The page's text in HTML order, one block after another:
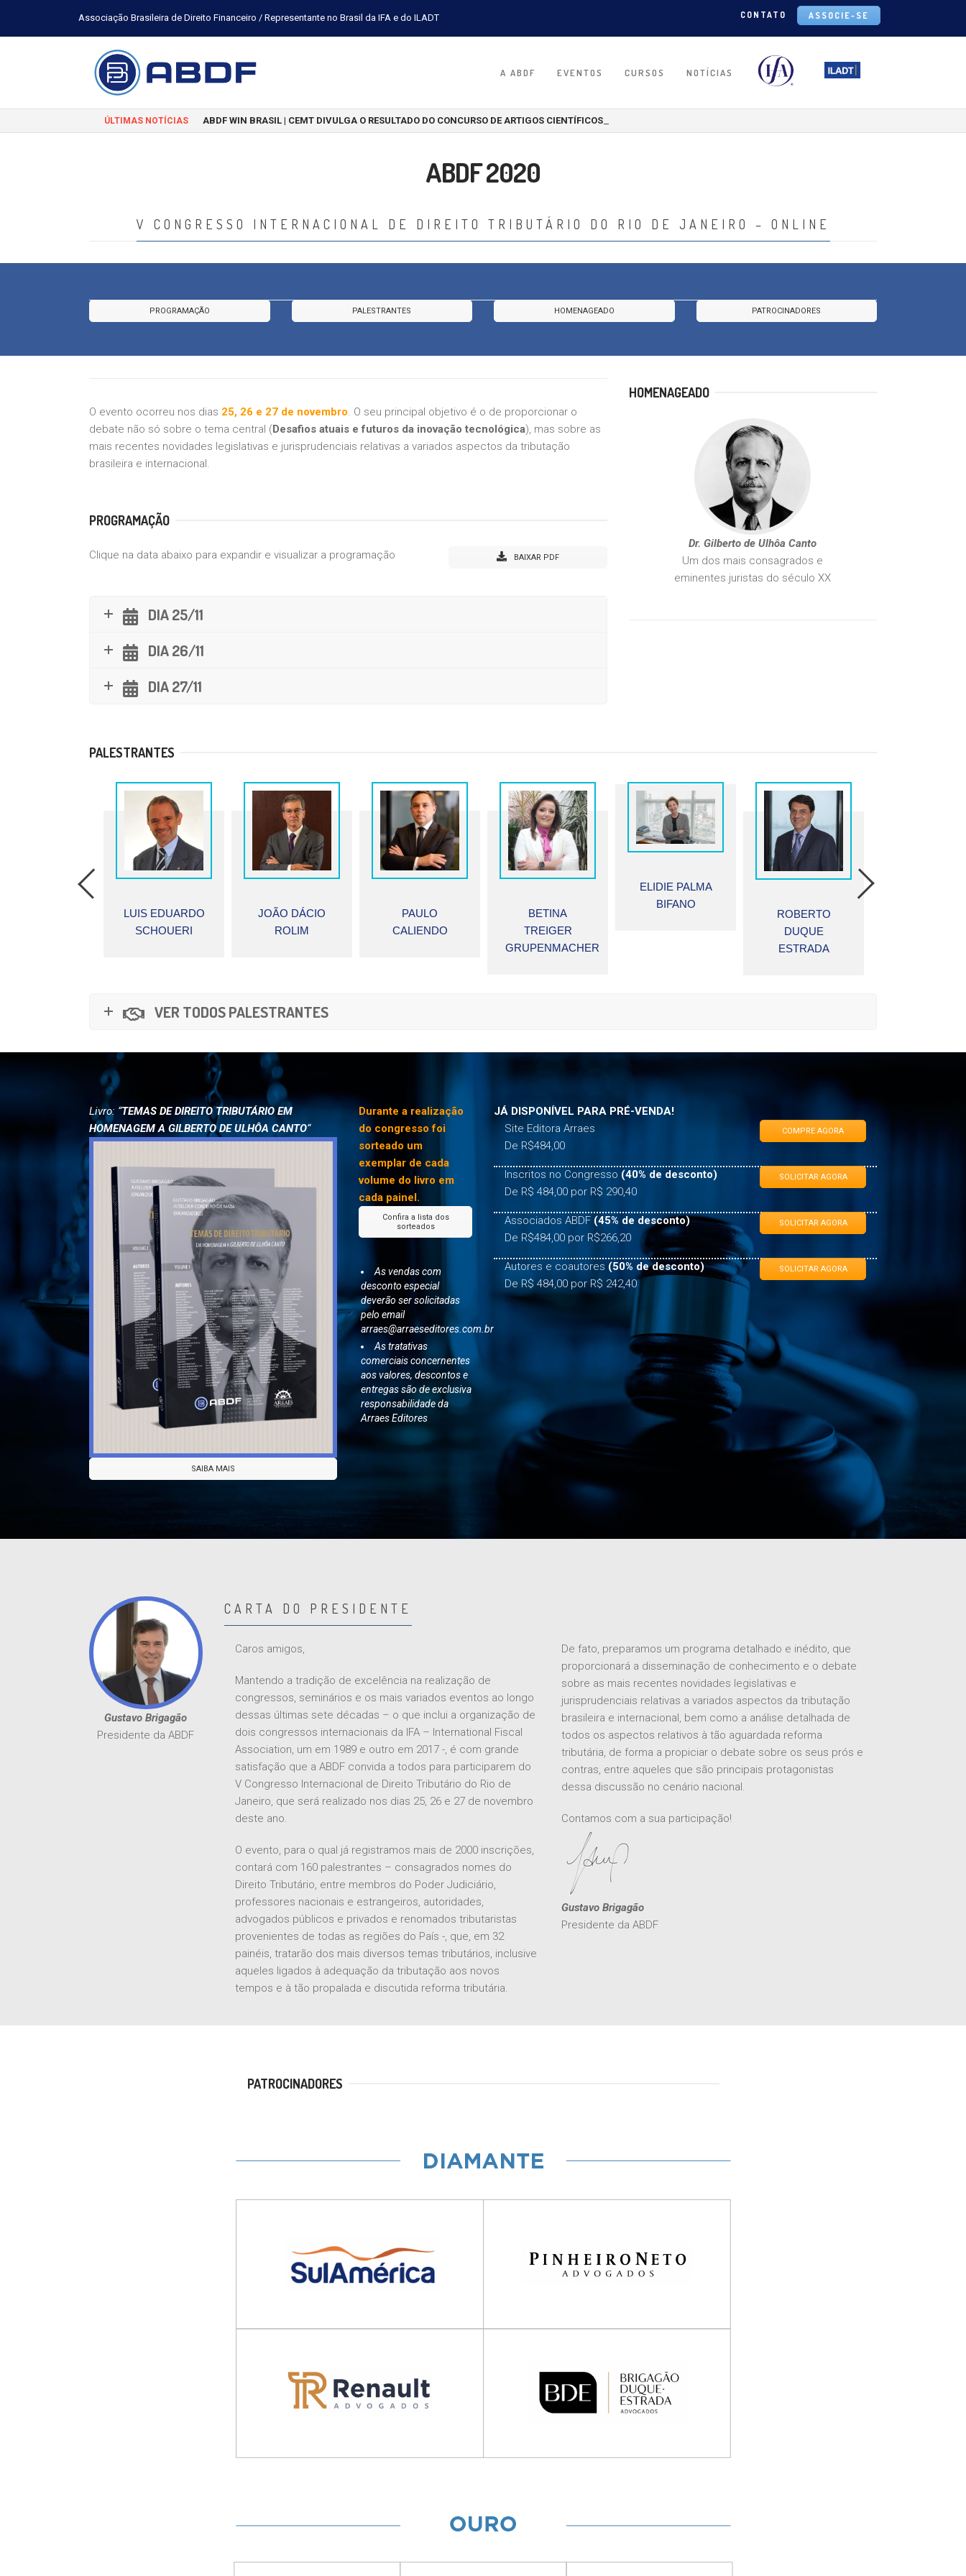
Associação Brasileira de Direito Financeiro / Representante no Brasil da IFA e do ILADT CONTATO ASSOCIE-SE
A ABDF EVENTOS CURSOS NOTÍCIAS
ÚLTIMAS NOTÍCIAS ABDF WIN BRASIL | CEMT DIVULGA O RESULTADO DO CONCURSO DE ARTIGOS CIENTÍFICOS 2026
ABDF 2020
V CONGRESSO INTERNACIONAL DE DIREITO TRIBUTÁRIO DO RIO DE JANEIRO – ONLINE
PROGRAMAÇÃO PALESTRANTES HOMENAGEADO PATROCINADORES
O evento ocorreu nos dias 25, 26 e 27 de novembro. O seu principal objetivo é o de proporcionar o
debate não só sobre o tema central (Desafios atuais e futuros da inovação tecnológica), mas sobre as
mais recentes novidades legislativas e jurisprudenciais relativas a variados aspectos da tributação
brasileira e internacional.
PROGRAMAÇÃO
Clique na data abaixo para expandir e visualizar a programação BAIXAR PDF
DIA 25/11
DIA 26/11
DIA 27/11
HOMENAGEADO
Dr. Gilberto de Ulhôa Canto
Um dos mais consagrados e
eminentes juristas do século XX
PALESTRANTES
JOÃO DÁCIO
ROLIM
PAULO
CALIENDO
BETINA
TREIGER
MAÍRA OLTRA
VER TODOS PALESTRANTES
Livro: “TEMAS DE DIREITO TRIBUTÁRIO EM
HOMENAGEM A GILBERTO DE ULHÔA CANTO“
SAIBA MAIS
Durante a realização
do congresso foi
sorteado um
exemplar de cada
volume do livro em
cada painel.
Confira a lista dos
sorteados
As vendas com
desconto especial
deverão ser solicitadas
pelo email
arraes@arraeseditores.com.br
As tratativas
comerciais concernentes
aos valores, descontos e
entregas são de exclusiva
responsabilidade da
Arraes Editores
JÁ DISPONÍVEL PARA PRÉ-VENDA!
Site Editora Arraes
De R$484,00
COMPRE AGORA
Inscritos no Congresso (40% de desconto)
De R$ 484,00 por R$ 290,40
SOLICITAR AGORA
Associados ABDF (45% de desconto)
De R$484,00 por R$266,20
SOLICITAR AGORA
Autores e coautores (50% de desconto)
De R$ 484,00 por R$ 242,40
SOLICITAR AGORA
Gustavo Brigagão
Presidente da ABDF
CARTA DO PRESIDENTE
Caros amigos,
Mantendo a tradição de excelência na realização de
congressos, seminários e os mais variados eventos ao longo
dessas últimas sete décadas – o que inclui a organização de
dois congressos internacionais da IFA – International Fiscal
Association, um em 1989 e outro em 2017 -, é com grande
satisfação que a ABDF convida a todos para participarem do
V Congresso Internacional de Direito Tributário do Rio de
Janeiro, que será realizado nos dias 25, 26 e 27 de novembro
deste ano.
O evento, para o qual já registramos mais de 2000 inscrições,
contará com 160 palestrantes – consagrados nomes do
Direito Tributário, entre membros do Poder Judiciário,
professores nacionais e estrangeiros, autoridades,
advogados públicos e privados e renomados tributaristas
provenientes de todas as regiões do País -, que, em 32
painéis, tratarão dos mais diversos temas tributários, inclusive
aqueles ligados à adequação da tributação aos novos
tempos e à tão propalada e discutida reforma tributária.
De fato, preparamos um programa detalhado e inédito, que
proporcionará a disseminação de conhecimento e o debate
sobre as mais recentes novidades legislativas e
jurisprudenciais relativas a variados aspectos da tributação
brasileira e internacional, bem como a análise detalhada de
todos os aspectos relativos à tão aguardada reforma
tributária, de forma a propiciar o debate sobre os seus prós e
contras, entre aqueles que são principais protagonistas
dessa discussão no cenário nacional.
Contamos com a sua participação!
Gustavo Brigagão
Presidente da ABDF
PATROCINADORES